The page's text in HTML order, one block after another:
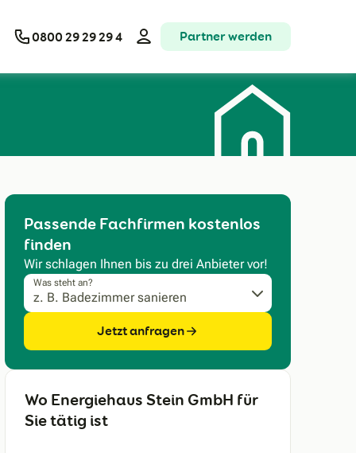
0800 29 29 29 4 Partner werden
Passende Fachfirmen kostenlos
finden
Wir schlagen Ihnen bis zu drei Anbieter vor!
Was steht an?
Jetzt anfragen
Wo Energiehaus Stein GmbH für
Sie tätig ist